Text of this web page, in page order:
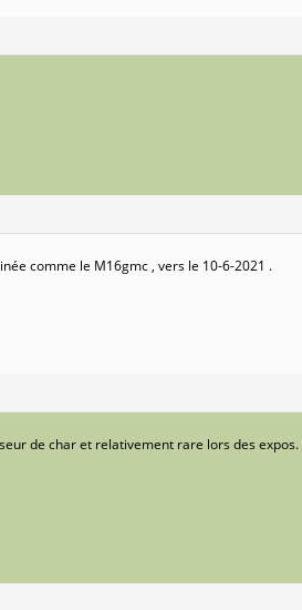
comme le M16gmc , vers le 10-6-2021 .
de char et relativement rare lors des